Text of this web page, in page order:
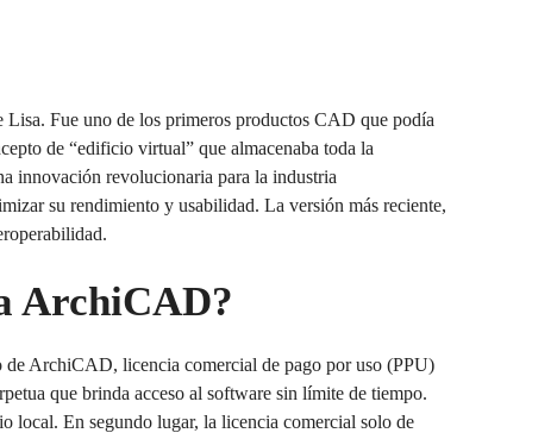
Fue uno de los primeros productos CAD que podía
de “edificio virtual” que almacenaba toda la
innovación revolucionaria para la industria
su rendimiento y usabilidad. La versión más reciente,
ArchiCAD?
ArchiCAD, licencia comercial de pago por uso (PPU)
que brinda acceso al software sin límite de tiempo.
local. En segundo lugar, la licencia comercial solo de